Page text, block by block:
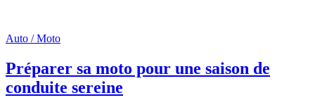
Auto / Moto
Préparer sa moto pour une saison de
conduite sereine